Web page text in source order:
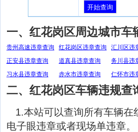
一、红花岗区周边城市车
贵州高速违章查询 红花岗区违章查询 汇川区违
正安县违章查询
道真县违章查询 务川县违
习水县违章查询
赤水市违章查询 仁怀市违
二、红花岗区车辆违规查
1.本站可以查询所有车辆
电子眼违章或者现场单违章。